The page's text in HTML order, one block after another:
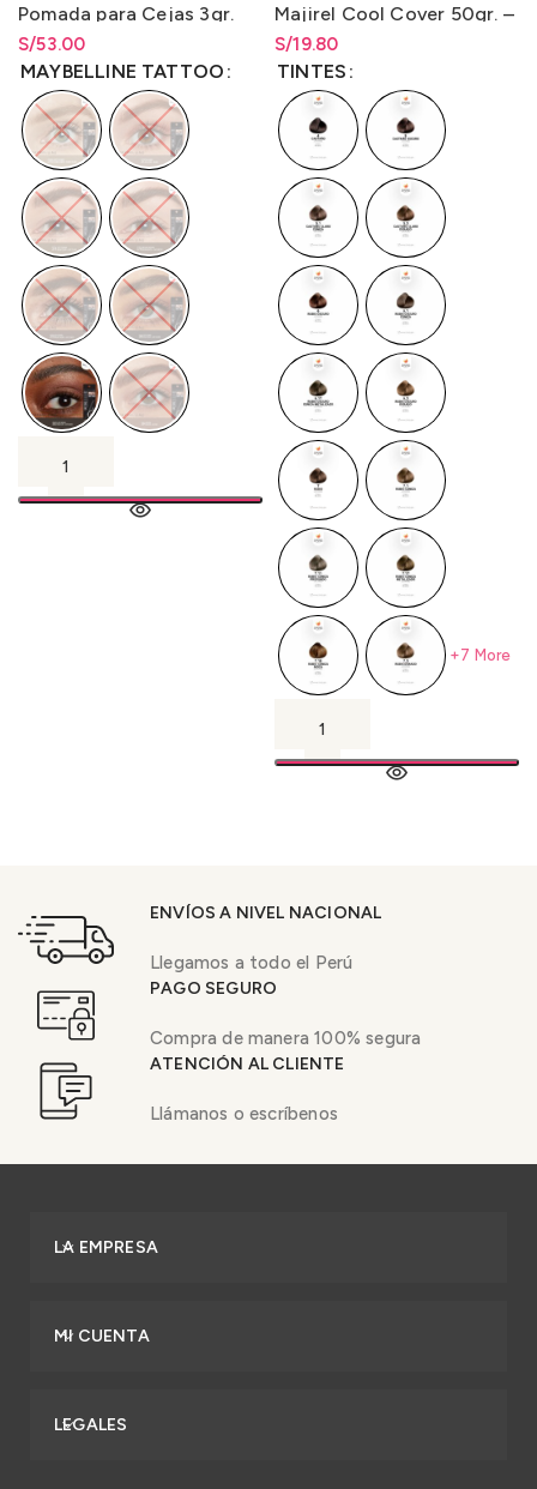
Pomada para Cejas 3gr.
S/53.00
Rango de precios: desde
S/53.00hasta S/53.00
MAYBELLINE TATTOO
Majirel Cool Cover 50gr. –
LO3000M2
S/19.80
Rango de precios: desde
S/19.80hasta
TINTES
+7 More
ENVÍOS A NIVEL NACIONAL
Llegamos a todo el Perú
PAGO SEGURO
Compra de manera 100% segura
ATENCIÓN AL CLIENTE
Llámanos o escríbenos
LA EMPRESA
MI CUENTA
LEGALES